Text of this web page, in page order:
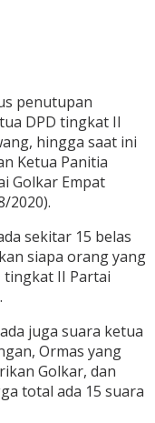
penutupan
DPD tingkat II
hingga saat ini
Ketua Panitia
Golkar Empat
2020).
sekitar 15 belas
siapa orang yang
tingkat II Partai
juga suara ketua
Ormas yang
Golkar, dan
total ada 15 suara